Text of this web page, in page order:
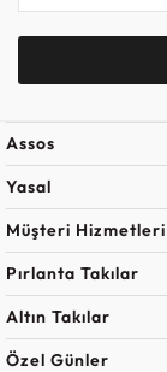
Assos
Yasal
Müşteri Hizmetleri
Pırlanta Takılar
Altın Takılar
Özel Günler